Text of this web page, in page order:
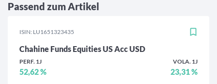
Passend zum Artikel
ISIN: LU1651323435
Chahine Funds Equities US Acc USD
PERF. 1J
52,62 %
VOLA. 1J
23,31 %